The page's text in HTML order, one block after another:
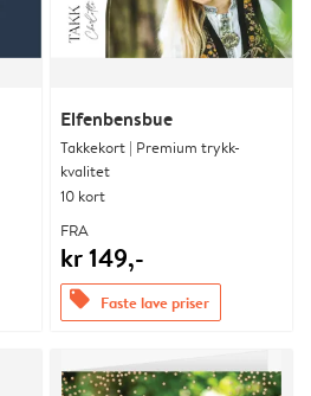
Elfenbensbue
Takkekort | Premium trykk-
kvalitet
10 kort
FRA
kr 149,-
offers Faste lave priser